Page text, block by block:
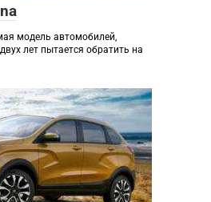
модель автомобилей,
лет пытается обратить на